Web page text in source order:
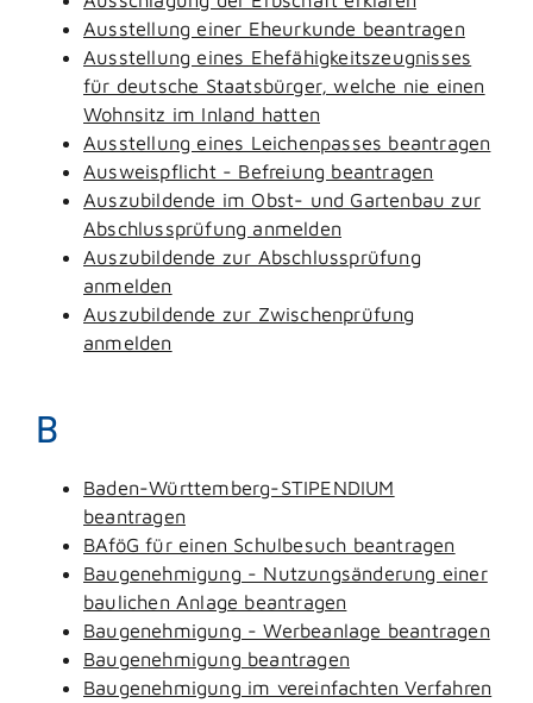
Ausstellung einer Eheurkunde beantragen
Ausstellung eines Ehefähigkeitszeugnisses
für deutsche Staatsbürger, welche nie einen
Wohnsitz im Inland hatten
Ausstellung eines Leichenpasses beantragen
Ausweispflicht - Befreiung beantragen
Auszubildende im Obst- und Gartenbau zur
Abschlussprüfung anmelden
Auszubildende zur Abschlussprüfung
anmelden
Auszubildende zur Zwischenprüfung
anmelden
B
Baden-Württemberg-STIPENDIUM
beantragen
BAföG für einen Schulbesuch beantragen
Baugenehmigung - Nutzungsänderung einer
baulichen Anlage beantragen
Baugenehmigung - Werbeanlage beantragen
Baugenehmigung beantragen
Baugenehmigung im vereinfachten Verfahren